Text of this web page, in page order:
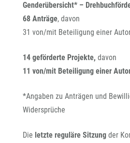
Genderübersicht* –
68 Anträge, davon
31 von/mit Beteiligung einer
14 geförderte Projekte, davon
11 von/mit Beteiligung einer
*Angaben zu Anträgen und
Widersprüche
Die letzte reguläre Sitzung der